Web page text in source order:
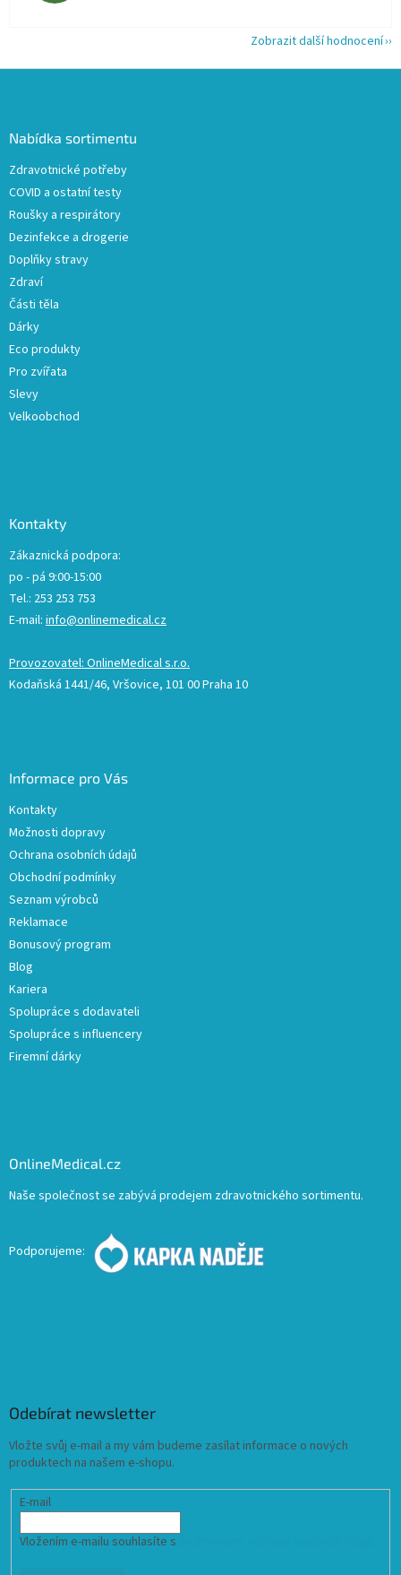
Zobrazit další hodnocení
Nabídka sortimentu
Zdravotnické potřeby
COVID a ostatní testy
Roušky a respirátory
Dezinfekce a drogerie
Doplňky stravy
Zdraví
Části těla
Dárky
Eco produkty
Pro zvířata
Slevy
Velkoobchod
Kontakty
Zákaznická podpora:
po - pá 9:00-15:00
Tel.: 253 253 753
E-mail: info@onlinemedical.cz
Provozovatel: OnlineMedical s.r.o.
Kodaňská 1441/46, Vršovice, 101 00 Praha 10
Informace pro Vás
Kontakty
Možnosti dopravy
Ochrana osobních údajů
Obchodní podmínky
Seznam výrobců
Reklamace
Bonusový program
Blog
Kariera
Spolupráce s dodavateli
Spolupráce s influencery
Firemní dárky
OnlineMedical.cz
Naše společnost se zabývá prodejem zdravotnického sortimentu.
Podporujeme:
Odebírat newsletter
Vložte svůj e-mail a my vám budeme zasílat informace o nových
produktech na našem e-shopu.
E-mail
Vložením e-mailu souhlasíte s